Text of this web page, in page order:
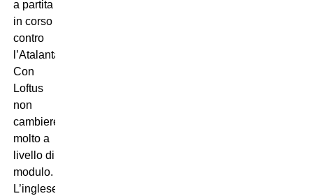
a partita
in corso
contro
l’Atalanta.
Con
Loftus
non
cambierebbe
molto a
livello di
modulo.
L’inglese